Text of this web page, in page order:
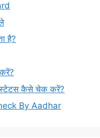
है?
स्टेटस कैसे चेक करें?
By Aadhar